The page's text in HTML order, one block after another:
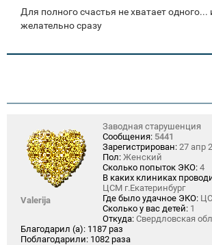
Для полного счастья не хватает одного...
желательно сразу
Valerija
Заводная старушенция
Сообщения: 5441
Зарегистрирован: 27 апр
Пол: Женский
Сколько попыток ЭКО: 4
В каких клиниках
ЦСМ г.Екатеринбург
Где было удачное ЭКО:
Сколько у вас детей: 1
Откуда: Свердловская
Благодарил (а): 1187 раз
Поблагодарили: 1082 раза